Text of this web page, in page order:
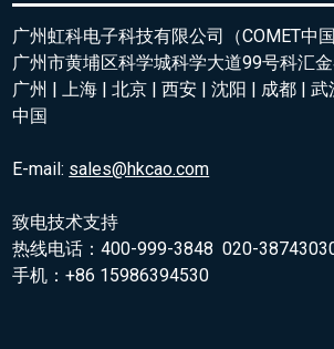
广州虹科电子科技有限公司（COMET中
广州市黄埔区科学城科学大道99号科汇
广州 | 上海 | 北京 | 西安 | 沈阳 | 成都 | 武
中国
E-mail: sales@hkcao.com
致电技术支持
热线电话：400-999-3848 020-
手机：+86 15986394530